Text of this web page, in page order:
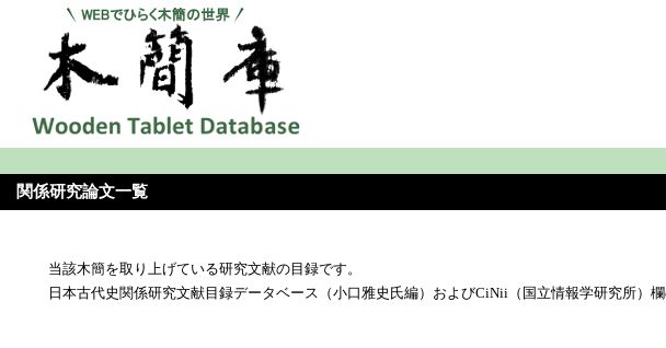
関係研究論文一覧
当該木簡を取り上げている研究文献の目録です。
日本古代史関係研究文献目録データベース（小口雅史氏編）およびCiNii（国立情報学研究所）